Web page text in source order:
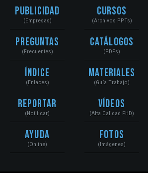
Publicidad
(Empresas)
Preguntas
(Frecuentes)
Índice
(Enlaces)
Reportar
(Notificar)
Ayuda
(Online)
Cursos
(Archivos PPTs)
Catálogos
(PDFs)
Materiales
(Guía Trabajo)
Vídeos
(Alta Calidad FHD)
Fotos
(Imágenes)